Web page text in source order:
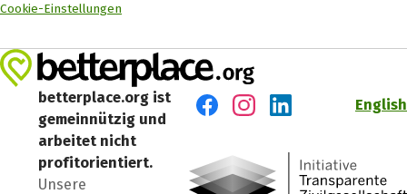
Cookie-Einstellungen
betterplace.org ist
gemeinnützig und
arbeitet nicht
profitorientiert.
Unsere
English